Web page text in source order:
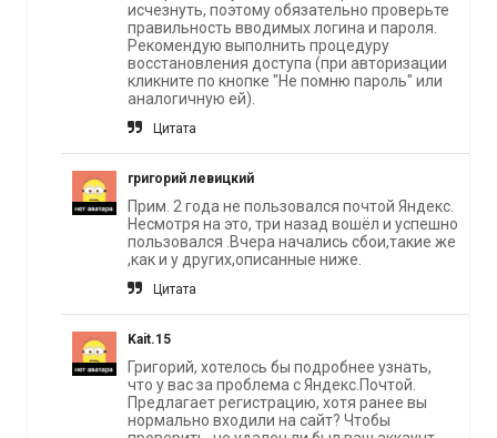
исчезнуть, поэтому обязательно проверьте
правильность вводимых логина и пароля.
Рекомендую выполнить процедуру
восстановления доступа (при авторизации
кликните по кнопке "Не помню пароль" или
аналогичную ей).
Цитата
григорий левицкий
Прим. 2 года не пользовался почтой Яндекс.
Несмотря на это, три назад вошёл и успешно
пользовался .Вчера начались сбои,такие же
,как и у других,описанные ниже.
Цитата
Kait.15
Григорий, хотелось бы подробнее узнать,
что у вас за проблема с Яндекс.Почтой.
Предлагает регистрацию, хотя ранее вы
нормально входили на сайт? Чтобы